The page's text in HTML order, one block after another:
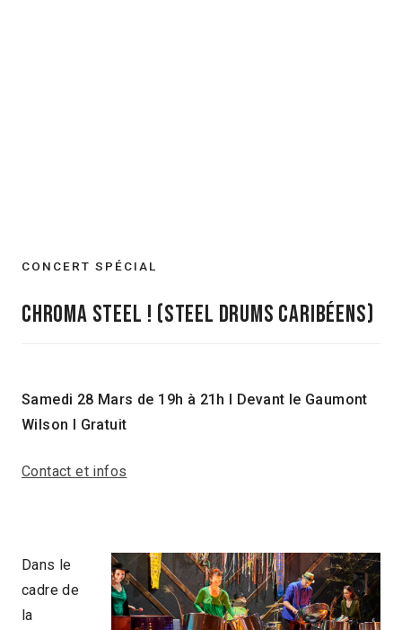
CONCERT SPÉCIAL
chroma steel ! (steel drums caribéens)
Samedi 28 Mars de 19h à 21h I Devant le Gaumont
Wilson I Gratuit
Contact et infos
Dans le
cadre de
la